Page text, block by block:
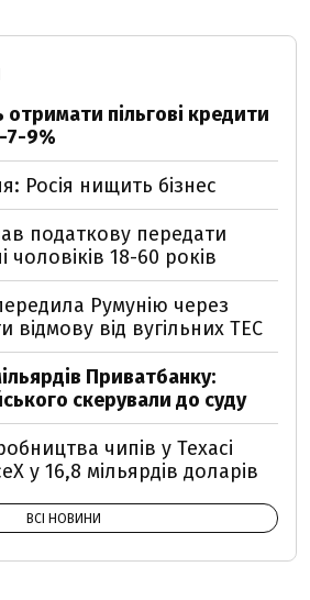
отримати пільгові кредити
7-9%
Росія нищить бізнес
податкову передати
чоловіків 18-60 років
Румунію через
відмову від вугільних ТЕС
Приватбанку:
скерували до суду
чипів у Техасі
у 16,8 мільярдів доларів
ВСІ НОВИНИ